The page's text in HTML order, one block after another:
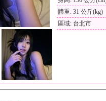
體重: 31 公斤(kg)
區域: 台北市